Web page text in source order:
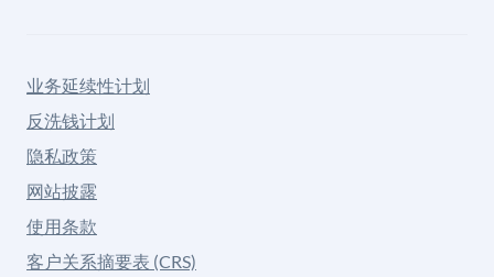
业务延续性计划
反洗钱计划
隐私政策
网站披露
使用条款
客户关系摘要表 (CRS)